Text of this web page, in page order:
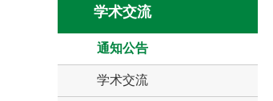
学术交流
通知公告
学术交流